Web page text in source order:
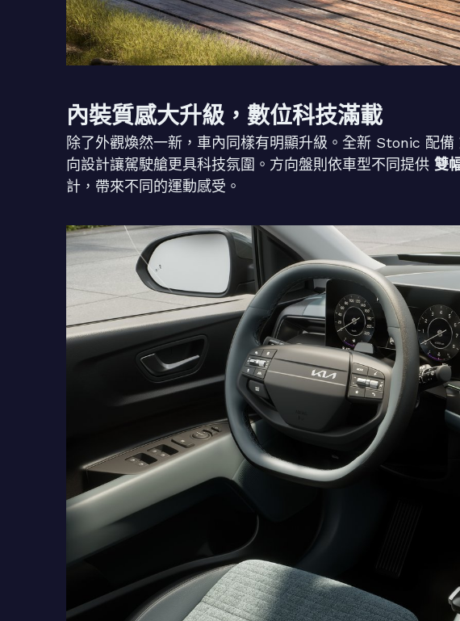
內裝質感大升級，數位科技滿載
除了外觀煥然一新，車內同樣有明顯升級。全新 Stonic 配備
向設計讓駕駛艙更具科技氛圍。方向盤則依車型不同提供 雙
計，帶來不同的運動感受。